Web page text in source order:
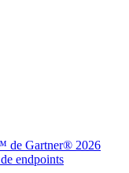
de Gartner® 2026
endpoints